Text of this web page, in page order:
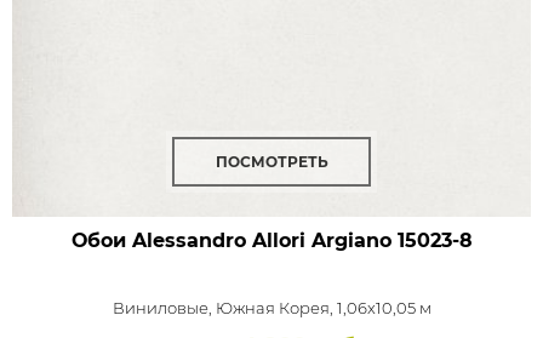
ПОСМОТРЕТЬ
Обои Alessandro Allori Argiano15023-8
Виниловые, Южная Корея, 1,06x10,05 м